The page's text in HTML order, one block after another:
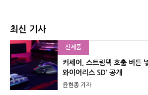
최신 기사
신제품
커세어, 스트림덱 호출 버튼
와이어리스 SD’ 공개
윤현종 기자